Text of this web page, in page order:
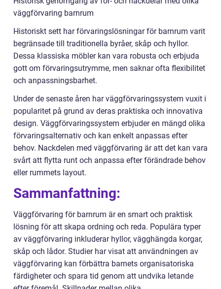
väggförvaring barnrum
Historiskt sett har förvaringslösningar för barnrum varit
begränsade till traditionella byråer, skåp och hyllor.
Dessa klassiska möbler kan vara robusta och erbjuda
gott om förvaringsutrymme, men saknar ofta flexibilitet
och anpassningsbarhet.
Under de senaste åren har väggförvaringssystem vuxit i
popularitet på grund av deras praktiska och innovativa
design. Väggförvaringssystem erbjuder en mängd olika
förvaringsalternativ och kan enkelt anpassas efter
behov. Nackdelen med väggförvaring är att det kan vara
svårt att flytta runt och anpassa efter förändrade behov
eller rummets layout.
Sammanfattning:
Väggförvaring för barnrum är en smart och praktisk
lösning för att skapa ordning och reda. Populära typer
av väggförvaring inkluderar hyllor, vägghängda korgar,
skåp och lådor. Studier har visat att användningen av
väggförvaring kan förbättra barnets organisatoriska
färdigheter och spara tid genom att undvika letande